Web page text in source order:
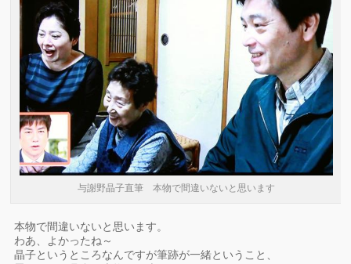
与謝野晶子直筆 本物で間違いないと思います
本物で間違いないと思います。
わあ、よかったね～
晶子というところなんですが筆跡が一緒ということ、